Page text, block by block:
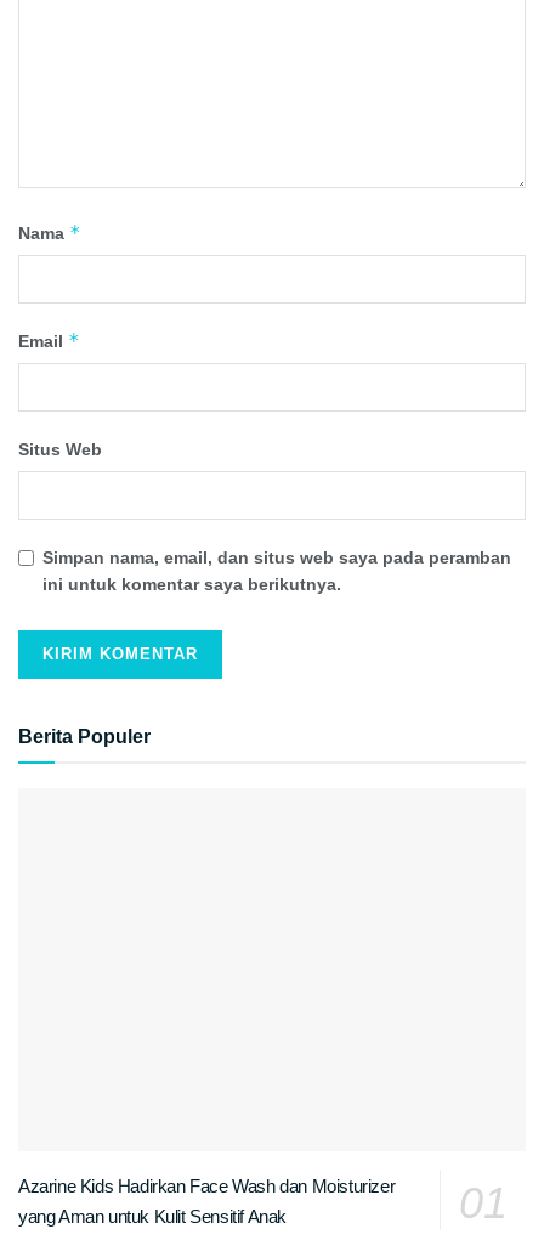
Nama *
Email *
Situs Web
Simpan nama, email, dan situs web saya pada peramban
ini untuk komentar saya berikutnya.
Berita Populer
Azarine Kids Hadirkan Face Wash dan Moisturizer
yang Aman untuk Kulit Sensitif Anak